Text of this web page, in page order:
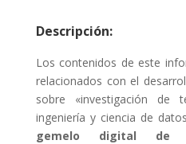
Descripción:
Los contenidos de este
relacionados con el
sobre «investigación de
ingeniería y ciencia de
gemelo digital de